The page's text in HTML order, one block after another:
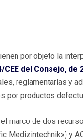
por objeto la
del Consejo, de
reglamentarias y
por productos
marco de dos
Medizintechnik») y